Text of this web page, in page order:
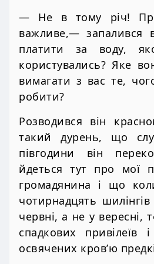
— Не в тому річ!
важливе,—
платити за воду,
користувались? Яке
вимагати з вас те,
робити?
Розводився він
такий дурень, що
півгодини він
йдеться тут про мої
громадянина і що
чотирнадцять
червні, а не у вересні,
спадкових привілеїв
освячених кров’ю